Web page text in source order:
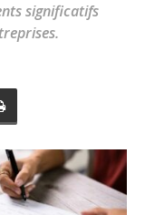
significatifs